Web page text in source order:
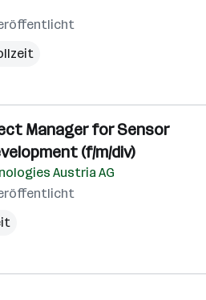
Manager for Sensor
(f/m/div)
Austria AG